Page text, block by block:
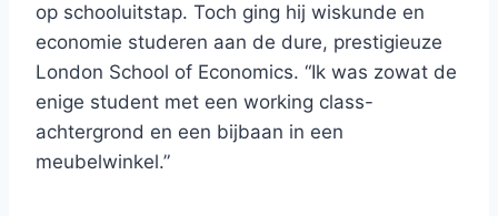
op schooluitstap. Toch ging hij wiskunde en
economie studeren aan de dure, prestigieuze
London School of Economics. “Ik was zowat de
enige student met een working class-
achtergrond en een bijbaan in een
meubelwinkel.”